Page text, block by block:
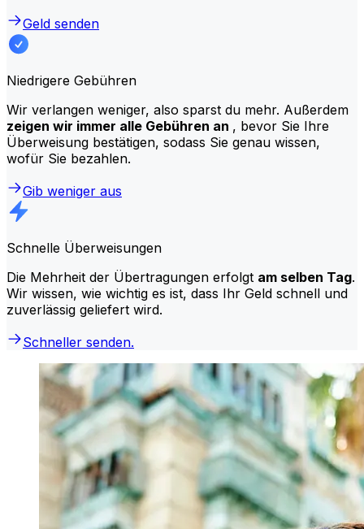
Geld senden
Niedrigere Gebühren
Wir verlangen weniger, also sparst du mehr. Außerdem
zeigen wir immer alle Gebühren an , bevor Sie Ihre
Überweisung bestätigen, sodass Sie genau wissen,
wofür Sie bezahlen.
Gib weniger aus
Schnelle Überweisungen
Die Mehrheit der Übertragungen erfolgt am selben Tag.
Wir wissen, wie wichtig es ist, dass Ihr Geld schnell und
zuverlässig geliefert wird.
Schneller senden.